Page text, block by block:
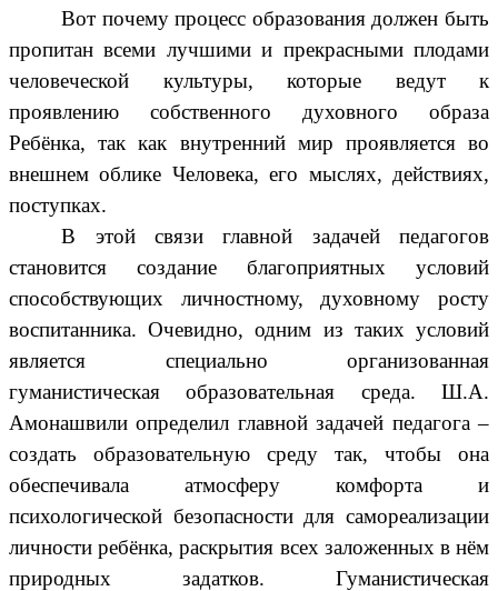
Вот почему процесс образования должен быть
пропитан всеми лучшими и прекрасными плодами
человеческой культуры, которые ведут к
проявлению собственного духовного образа
Ребёнка, так как внутренний мир проявляется во
внешнем облике Человека, его мыслях, действиях,
поступках.
В этой связи главной задачей педагогов
становится создание благоприятных условий
способствующих личностному, духовному росту
воспитанника. Очевидно, одним из таких условий
является специально организованная
гуманистическая образовательная среда. Ш.А.
Амонашвили определил главной задачей педагога –
создать образовательную среду так, чтобы она
обеспечивала атмосферу комфорта и
психологической безопасности для самореализации
личности ребёнка, раскрытия всех заложенных в нём
природных задатков. Гуманистическая